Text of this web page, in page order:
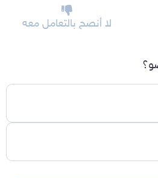
لا أنصح بالتعامل معه